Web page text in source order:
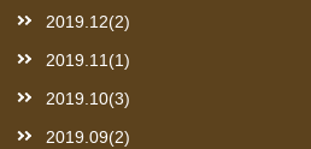
2019.12(2)
2019.11(1)
2019.10(3)
2019.09(2)